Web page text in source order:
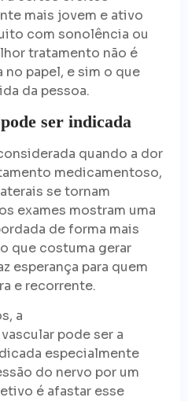
mais jovem e ativo
com sonolência ou
tratamento não é
papel, e sim o que
da pessoa.
ser indicada
quando a dor
medicamentoso,
se tornam
exames mostram uma
de forma mais
que costuma gerar
esperança para quem
e recorrente.
a
pode ser a
especialmente
do nervo por um
é afastar esse